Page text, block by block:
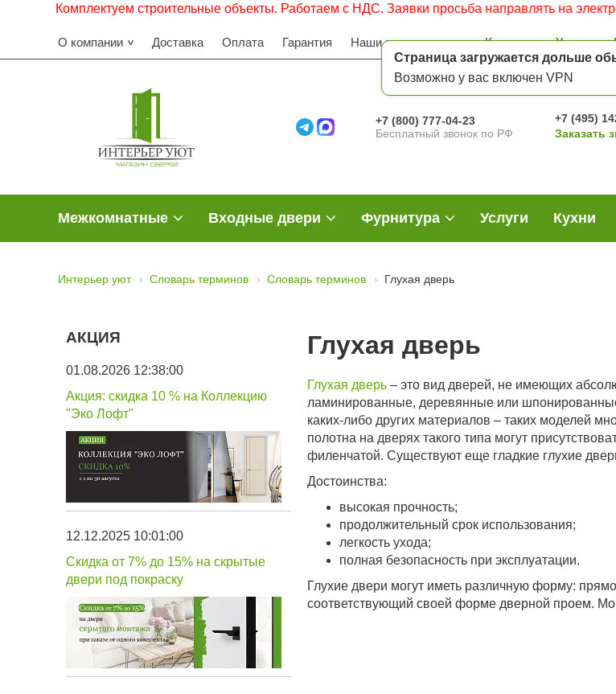
Страница загружается дольше
Возможно у вас включен VPN
Комплектуем строительные объекты. Работаем с НДС. Заявки просьба направлять на
О компании Доставка Оплата Гарантия Наши преимущества Контакты Услуги
+7 (800) 777-04-23
Бесплатный звонок по РФ
+7 (495)
Заказать
Межкомнатные Входные двери Фурнитура Услуги Кухни
Интерьер уют Словарь терминов Словарь терминов Глухая дверь
АКЦИЯ
01.08.2026 12:38:00
Акция: скидка 10 % на Коллекцию
"Эко Лофт"
12.12.2025 10:01:00
Скидка от 7% до 15% на скрытые
двери под покраску
Глухая дверь
Глухая дверь – это вид дверей, не имеющих
ламинированные, деревянные или шпонированные
каких-либо других материалов – таких моделей
полотна на дверях такого типа могут
филенчатой. Существуют еще гладкие глухие
Достоинства:
высокая прочность;
продолжительный срок использования;
легкость ухода;
полная безопасность при эксплуатации.
Глухие двери могут иметь различную форму:
соответствующий своей форме дверной проем.